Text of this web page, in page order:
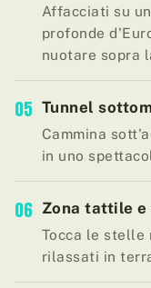
Affacciati su
profonde
nuotare sopra
05 Tunnel
Cammina
in uno
06 Zona tattile
Tocca le stelle
rilassati in